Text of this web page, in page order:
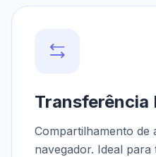
Transferência
Compartilhamento de
navegador. Ideal